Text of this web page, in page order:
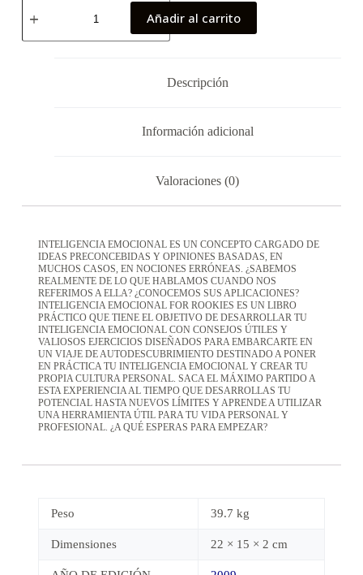
Añadir al carrito
Descripción
Información adicional
Valoraciones (0)
INTELIGENCIA EMOCIONAL ES UN CONCEPTO CARGADO DE
IDEAS PRECONCEBIDAS Y OPINIONES BASADAS, EN
MUCHOS CASOS, EN NOCIONES ERRÓNEAS. ¿SABEMOS
REALMENTE DE LO QUE HABLAMOS CUANDO NOS
REFERIMOS A ELLA? ¿CONOCEMOS SUS APLICACIONES?
INTELIGENCIA EMOCIONAL FOR ROOKIES ES UN LIBRO
PRÁCTICO QUE TIENE EL OBJETIVO DE DESARROLLAR TU
INTELIGENCIA EMOCIONAL CON CONSEJOS ÚTILES Y
VALIOSOS EJERCICIOS DISEÑADOS PARA EMBARCARTE EN
UN VIAJE DE AUTODESCUBRIMIENTO DESTINADO A PONER
EN PRÁCTICA TU INTELIGENCIA EMOCIONAL Y CREAR TU
PROPIA CULTURA PERSONAL. SACA EL MÁXIMO PARTIDO A
ESTA EXPERIENCIA AL TIEMPO QUE DESARROLLAS TU
POTENCIAL HASTA NUEVOS LÍMITES Y APRENDE A UTILIZAR
UNA HERRAMIENTA ÚTIL PARA TU VIDA PERSONAL Y
PROFESIONAL. ¿A QUÉ ESPERAS PARA EMPEZAR?
Peso 39.7 kg
Dimensiones 22 × 15 × 2 cm